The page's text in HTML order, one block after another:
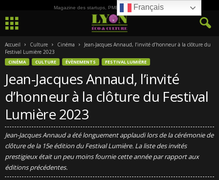
Magazine des startups, PME, ETI et de la Culture
Accueil Culture Cinéma
Jean-Jacques Annaud, l’invité d’honneur à la clôture du
Festival Lumière 2023
CINÉMA CULTURE ÉVÈNEMENTS FESTIVAL LUMIÈRE
Jean-Jacques Annaud, l’invité
d’honneur à la clôture du Festival
Lumière 2023
Jean-Jacques Annaud a été longuement applaudi lors de la cérémonie de
clôture de la 15e édition du Festival Lumière. La liste des invités
prestigieux était un peu moins fournie cette année par rapport aux
éditions précédentes.
Français